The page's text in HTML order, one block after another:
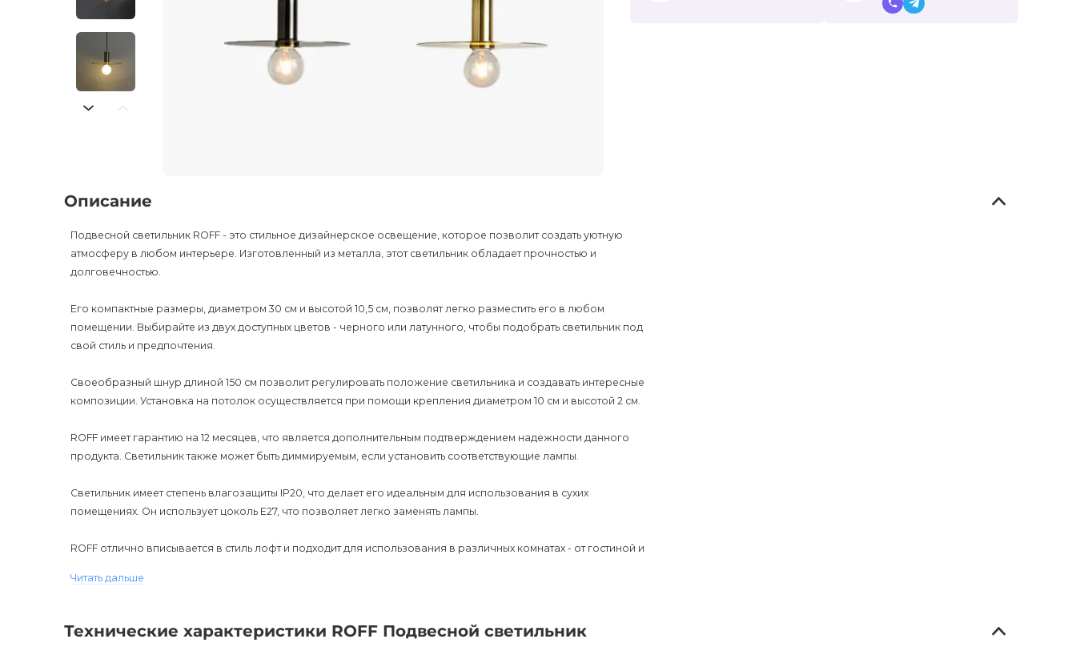
Описание
Подвесной светильник ROFF - это стильное дизайнерское освещение, которое позволит создать уютную
атмосферу в любом интерьере. Изготовленный из металла, этот светильник обладает прочностью и
долговечностью.
Его компактные размеры, диаметром 30 см и высотой 10,5 см, позволят легко разместить его в любом
помещении. Выбирайте из двух доступных цветов - черного или латунного, чтобы подобрать светильник под
свой стиль и предпочтения.
Своеобразный шнур длиной 150 см позволит регулировать положение светильника и создавать интересные
композиции. Установка на потолок осуществляется при помощи крепления диаметром 10 см и высотой 2 см.
ROFF имеет гарантию на 12 месяцев, что является дополнительным подтверждением надежности данного
продукта. Светильник также может быть диммируемым, если установить соответствующие лампы.
Светильник имеет степень влагозащиты IP20, что делает его идеальным для использования в сухих
помещениях. Он использует цоколь E27, что позволяет легко заменять лампы.
ROFF отлично вписывается в стиль лофт и подходит для использования в различных комнатах - от гостиной и
офисе. Покупатели могут быть уверены в качестве и надежности этого продукта, благодаря гарантии и
материалу изготовления. Возможность диммирования добавляет гибкости в использовании светильника.
Читать дальше
Технические характеристики ROFF Подвесной светильник